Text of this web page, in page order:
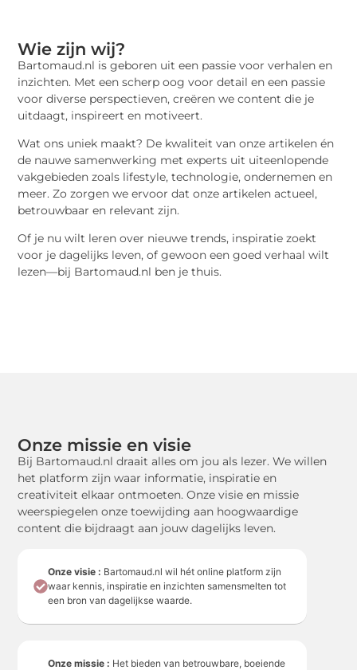
Wie zijn wij?
Bartomaud.nl is geboren uit een passie voor verhalen en
inzichten. Met een scherp oog voor detail en een passie
voor diverse perspectieven, creëren we content die je
uitdaagt, inspireert en motiveert.
Wat ons uniek maakt? De kwaliteit van onze artikelen én
de nauwe samenwerking met experts uit uiteenlopende
vakgebieden zoals lifestyle, technologie, ondernemen en
meer. Zo zorgen we ervoor dat onze artikelen actueel,
betrouwbaar en relevant zijn.
Of je nu wilt leren over nieuwe trends, inspiratie zoekt
voor je dagelijks leven, of gewoon een goed verhaal wilt
lezen—bij Bartomaud.nl ben je thuis.
Onze missie en visie
Bij Bartomaud.nl draait alles om jou als lezer. We willen
het platform zijn waar informatie, inspiratie en
creativiteit elkaar ontmoeten. Onze visie en missie
weerspiegelen onze toewijding aan hoogwaardige
content die bijdraagt aan jouw dagelijks leven.
Onze visie : Bartomaud.nl wil hét online platform zijn
waar kennis, inspiratie en inzichten samensmelten tot
een bron van dagelijkse waarde.
Onze missie : Het bieden van betrouwbare, boeiende